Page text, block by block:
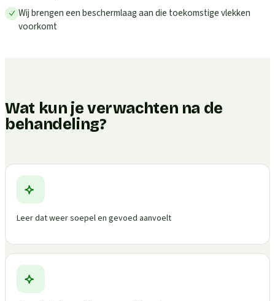
Wij brengen een beschermlaag aan die toekomstige vlekken
voorkomt
Wat kun je verwachten na de
behandeling?
Leer dat weer soepel en gevoed aanvoelt